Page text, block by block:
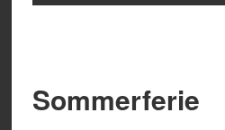
Sommerferie